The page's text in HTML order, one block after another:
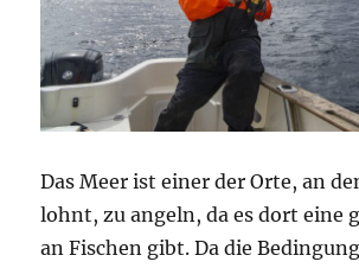
Das Meer ist einer der Orte, an
lohnt, zu angeln, da es dort eine
an Fischen gibt. Da die